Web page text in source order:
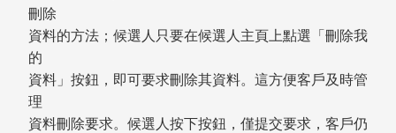
刪除
資料的方法；候選人只要在候選人主頁上點選「刪除我
的
資料」按鈕，即可要求刪除其資料。這方便客戶及時管
理
資料刪除要求。候選人按下按鈕，僅提交要求，客戶仍